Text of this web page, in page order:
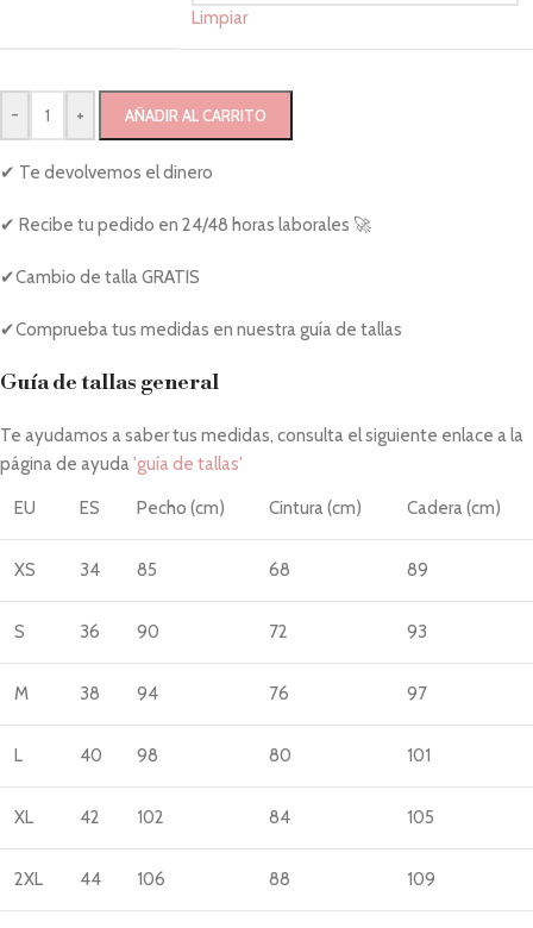
Limpiar
- + AÑADIR AL CARRITO
✔ Te devolvemos el dinero
✔ Recibe tu pedido en 24/48 horas laborales 🚀
✔Cambio de talla GRATIS
✔Comprueba tus medidas en nuestra guía de tallas
Guía de tallas general
Te ayudamos a saber tus medidas, consulta el siguiente enlace a la
página de ayuda 'guía de tallas'
EU ES Pecho (cm) Cintura (cm) Cadera (cm)
XS 34 85 68 89
S 36 90 72 93
M 38 94 76 97
L 40 98 80 101
XL 42 102 84 105
2XL 44 106 88 109